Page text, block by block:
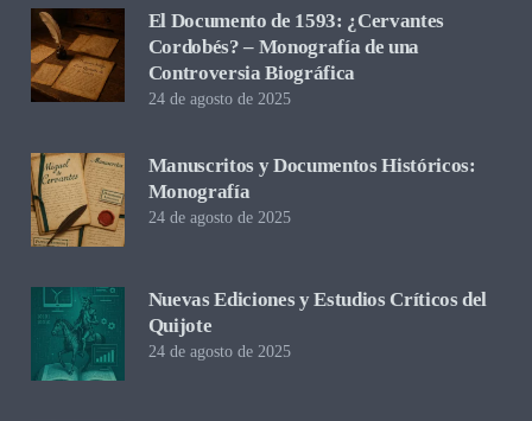
El Documento de 1593: ¿Cervantes
Cordobés? – Monografía de una
Controversia Biográfica
24 de agosto de 2025
Manuscritos y Documentos Históricos:
Monografía
24 de agosto de 2025
Nuevas Ediciones y Estudios Críticos del
Quijote
24 de agosto de 2025